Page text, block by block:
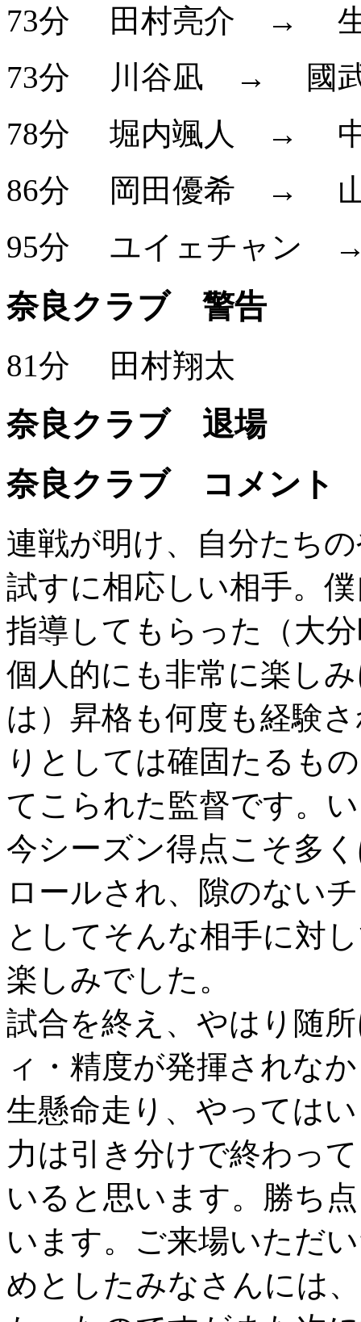
73分 田村亮介 →
73分
川谷凪 →
國
78分
堀内颯人 →
86分
岡田優希 →
95分
ユイェチャン
奈良クラブ 警告
81分 田村翔太
奈良クラブ 退場
奈良クラブ コメント
連戦が明け、自分たち
試すに相応しい相手。
指導してもらった（大
個人的にも非常に楽し
は）昇格も何度も経験
りとしては確固たるも
てこられた監督です。
今シーズン得点こそ多
ロールされ、隙のない
としてそんな相手に対
楽しみでした。
試合を終え、やはり随
ィ・精度が発揮されな
生懸命走り、やっては
力は引き分けで終わっ
いると思います。勝ち
います。ご来場いただ
めとしたみなさんには